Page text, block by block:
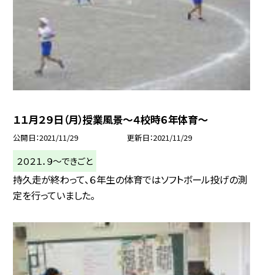
１１月２９日（月）授業風景〜４校時６年体育〜
公開日 2021/11/29 更新日 2021/11/29
２０２１．９〜できごと
持久走が終わって、６年生の体育ではソフトボール投げの測
定を行っていました。